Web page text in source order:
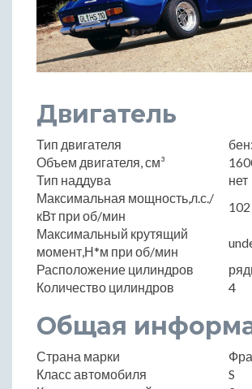
Двигатель
Тип двигателя
Объем двигателя, см³
Тип наддува
нет
Максимальная мощность,л.с./
кВт при об/мин
Максимальный крутящий
момент,Н*м при об/мин
Расположение цилиндров
Количество цилиндров
4
Общая
Страна марки
Класс автомобиля
S